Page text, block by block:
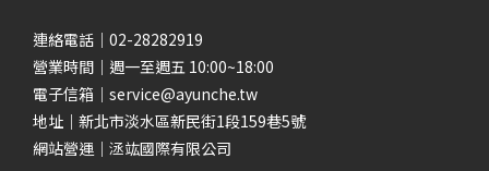
連絡電話｜02-28282919
營業時間｜週一至週五 10:00~18:00
電子信箱｜service@ayunche.tw
地址｜新北市淡水區新民街1段159巷5號
網站營運｜洆竑國際有限公司